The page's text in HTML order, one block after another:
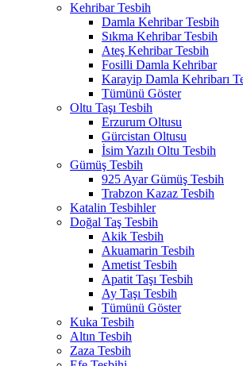
Kehribar Tesbih
Damla Kehribar Tesbih
Sıkma Kehribar Tesbih
Ateş Kehribar Tesbih
Fosilli Damla Kehribar
Karayip Damla Kehribarı
Tümünü Göster
Oltu Taşı Tesbih
Erzurum Oltusu
Gürcistan Oltusu
İsim Yazılı Oltu Tesbih
Gümüş Tesbih
925 Ayar Gümüş Tesbih
Trabzon Kazaz Tesbih
Katalin Tesbihler
Doğal Taş Tesbih
Akik Tesbih
Akuamarin Tesbih
Ametist Tesbih
Apatit Taşı Tesbih
Ay Taşı Tesbih
Tümünü Göster
Kuka Tesbih
Altın Tesbih
Zaza Tesbih